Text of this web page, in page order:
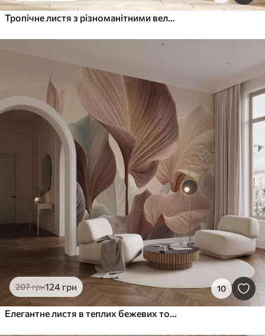
Тропічне листя з різноманітними великими зеленими листками, включаючи листя бананів, пальм та інших екзотичних видів рослин
207грн124 грн 10
Елегантне листя в теплих бежевих тонах